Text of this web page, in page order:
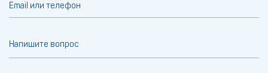
Email или телефон
Напишите вопрос